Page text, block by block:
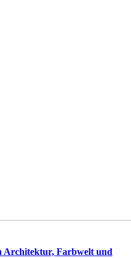
Architektur, Farbwelt und